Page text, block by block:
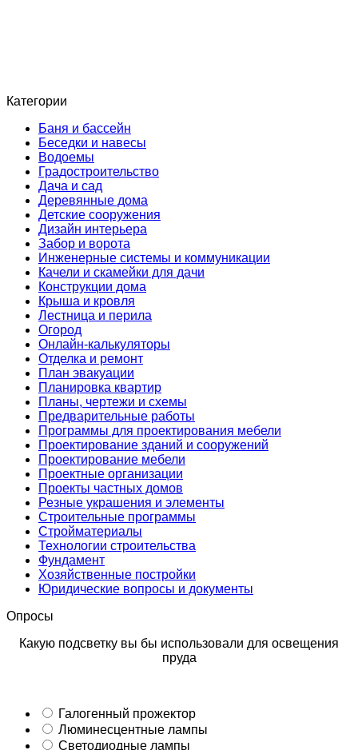
Категории
Баня и бассейн
Беседки и навесы
Водоемы
Градостроительство
Дача и сад
Деревянные дома
Детские сооружения
Дизайн интерьера
Забор и ворота
Инженерные системы и коммуникации
Качели и скамейки для дачи
Конструкции дома
Крыша и кровля
Лестница и перила
Огород
Онлайн-калькуляторы
Отделка и ремонт
План эвакуации
Планировка квартир
Планы, чертежи и схемы
Предварительные работы
Программы для проектирования мебели
Проектирование зданий и сооружений
Проектирование мебели
Проектные организации
Проекты частных домов
Резные украшения и элементы
Строительные программы
Стройматериалы
Технологии строительства
Фундамент
Хозяйственные постройки
Юридические вопросы и документы
Опросы
Какую подсветку вы бы использовали для освещения
пруда
Галогенный прожектор
Люминесцентные лампы
Светодиодные лампы